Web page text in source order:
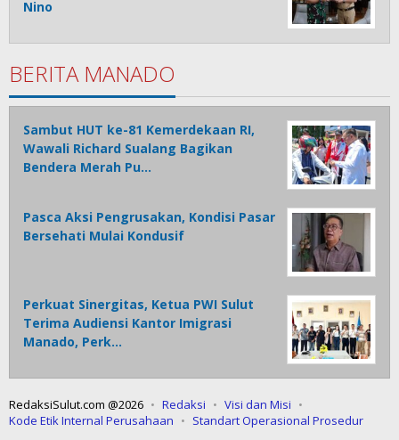
Nino
BERITA MANADO
Sambut HUT ke-81 Kemerdekaan RI,
Wawali Richard Sualang Bagikan
Bendera Merah Pu…
Pasca Aksi Pengrusakan, Kondisi Pasar
Bersehati Mulai Kondusif
Perkuat Sinergitas, Ketua PWI Sulut
Terima Audiensi Kantor Imigrasi
Manado, Perk…
RedaksiSulut.com @2026 Redaksi
Visi dan Misi
Kode Etik Internal Perusahaan
Standart Operasional Prosedur